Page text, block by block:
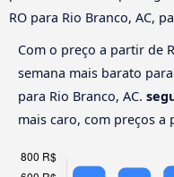
RO para Rio Branco, AC,
Com o preço a partir de
semana mais barato
para Rio Branco, AC.
mais caro, com preços a